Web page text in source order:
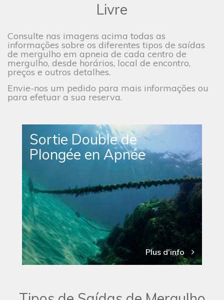
Livre
Consulte nas imagens acima todas as
informações sobre os diferentes tipos de saídas
de mergulho em apneia de cada centro de
mergulho, desde horários, local de encontro,
preços e outros detalhes.
Envie-nos um pedido para mais informações ou
para efetuar a sua reserva.
Sortie Double de
Plongée en Apnée
Plus d'info